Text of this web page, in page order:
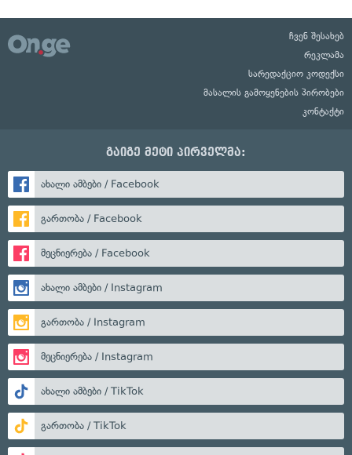
ჩვენ შესახებ
რეკლამა
სარედაქციო კოდექსი
მასალის გამოყენების პირობები
კონტაქტი
გაიგე მეტი პირველმა:
ახალი ამბები / Facebook
გართობა / Facebook
მეცნიერება / Facebook
ახალი ამბები / Instagram
გართობა / Instagram
მეცნიერება / Instagram
ახალი ამბები / TikTok
გართობა / TikTok